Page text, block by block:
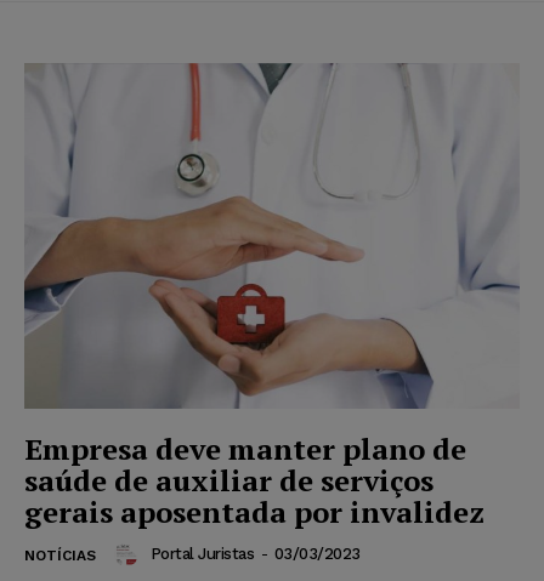
Empresa deve manter plano de
saúde de auxiliar de serviços
gerais aposentada por invalidez
NOTÍCIAS Portal Juristas - 03/03/2023